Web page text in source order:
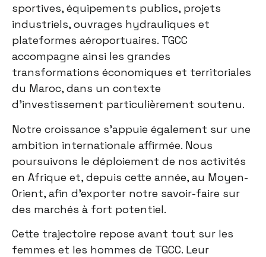
sportives, équipements publics, projets
industriels, ouvrages hydrauliques et
plateformes aéroportuaires. TGCC
accompagne ainsi les grandes
transformations économiques et territoriales
du Maroc, dans un contexte
d’investissement particulièrement soutenu.
Notre croissance s’appuie également sur une
ambition internationale affirmée. Nous
poursuivons le déploiement de nos activités
en Afrique et, depuis cette année, au Moyen-
Orient, afin d’exporter notre savoir-faire sur
des marchés à fort potentiel.
Cette trajectoire repose avant tout sur les
femmes et les hommes de TGCC. Leur